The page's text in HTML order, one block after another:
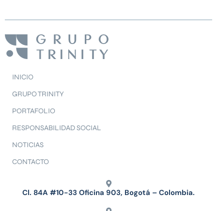
INICIO
GRUPO TRINITY
PORTAFOLIO
RESPONSABILIDAD SOCIAL
NOTICIAS
CONTACTO
Cl. 84A #10-33 Oficina 903, Bogotá – Colombia.